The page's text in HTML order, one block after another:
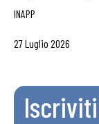
INAPP
27 Luglio 2026